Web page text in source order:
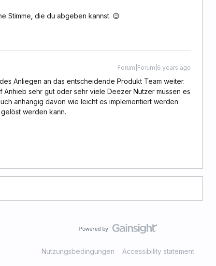
Stimme, die du abgeben kannst. 😉
Forum|Forum|6 years ago
Anliegen an das entscheidende Produkt Team weiter.
sehr gut oder sehr viele Deezer Nutzer müssen es
anhängig davon wie leicht es implementiert werden
werden kann.
Nutzungsbedingungen Accessibility statement